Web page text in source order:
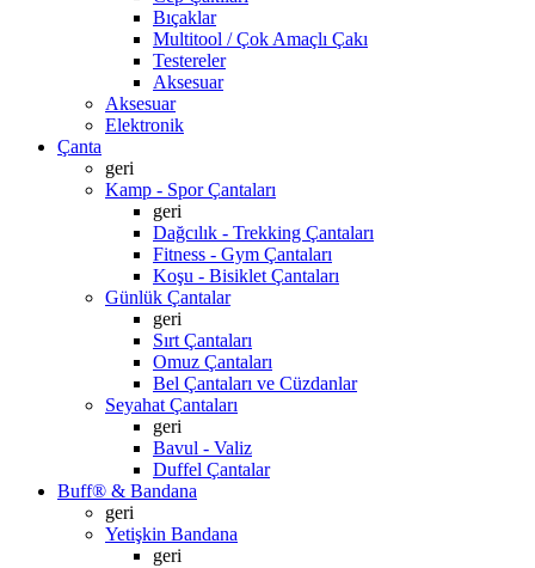
Bıçaklar
Multitool / Çok Amaçlı Çakı
Testereler
Aksesuar
Aksesuar
Elektronik
Çanta
geri
Kamp - Spor Çantaları
geri
Dağcılık - Trekking Çantaları
Fitness - Gym Çantaları
Koşu - Bisiklet Çantaları
Günlük Çantalar
geri
Sırt Çantaları
Omuz Çantaları
Bel Çantaları ve Cüzdanlar
Seyahat Çantaları
geri
Bavul - Valiz
Duffel Çantalar
Buff® & Bandana
geri
Yetişkin Bandana
geri